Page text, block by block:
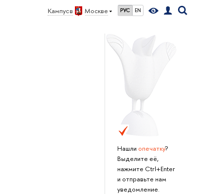
Кампус Москве РУС EN
Нашли опечатку?
ыделите её,
нажмите Ctrl+Enter
и отправьте нам
уведомление.